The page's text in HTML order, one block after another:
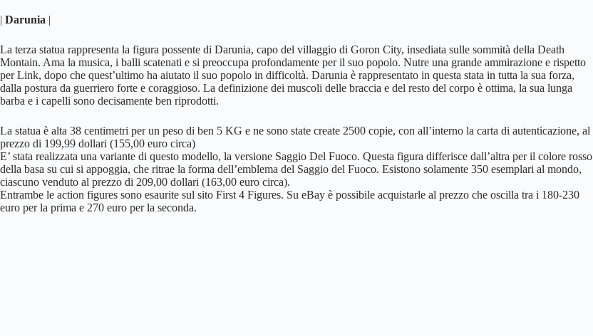
| Darunia |
La terza statua rappresenta la figura possente di Darunia, capo del villaggio di Goron City, insediata sulle sommità della Death
Montain. Ama la musica, i balli scatenati e si preoccupa profondamente per il suo popolo. Nutre una grande ammirazione e rispetto
per Link, dopo che quest’ultimo ha aiutato il suo popolo in difficoltà. Darunia è rappresentato in questa stata in tutta la sua forza,
dalla postura da guerriero forte e coraggioso. La definizione dei muscoli delle braccia e del resto del corpo è ottima, la sua lunga
barba e i capelli sono decisamente ben riprodotti.
La statua è alta 38 centimetri per un peso di ben 5 KG e ne sono state create 2500 copie, con all’interno la carta di autenticazione, al
prezzo di 199,99 dollari (155,00 euro circa)
E’ stata realizzata una variante di questo modello, la versione Saggio Del Fuoco. Questa figura differisce dall’altra per il colore rosso
della basa su cui si appoggia, che ritrae la forma dell’emblema del Saggio del Fuoco. Esistono solamente 350 esemplari al mondo,
ciascuno venduto al prezzo di 209,00 dollari (163,00 euro circa).
Entrambe le action figures sono esaurite sul sito First 4 Figures. Su eBay è possibile acquistarle al prezzo che oscilla tra i 180-230
euro per la prima e 270 euro per la seconda.